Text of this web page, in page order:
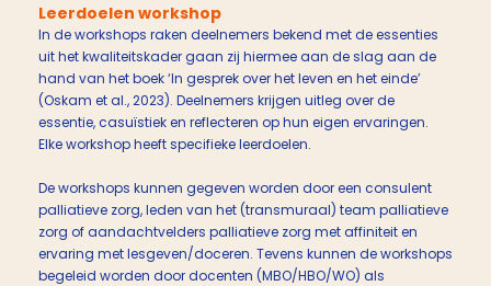
Leerdoelen workshop
In de workshops raken deelnemers bekend met de essenties
uit het kwaliteitskader gaan zij hiermee aan de slag aan de
hand van het boek ‘In gesprek over het leven en het einde’
(Oskam et al., 2023). Deelnemers krijgen uitleg over de
essentie, casuïstiek en reflecteren op hun eigen ervaringen.
Elke workshop heeft specifieke leerdoelen.
De workshops kunnen gegeven worden door een consulent
palliatieve zorg, leden van het (transmuraal) team palliatieve
zorg of aandachtvelders palliatieve zorg met affiniteit en
ervaring met lesgeven/doceren. Tevens kunnen de workshops
begeleid worden door docenten (MBO/HBO/WO) als